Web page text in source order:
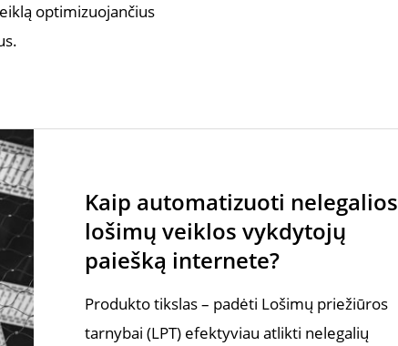
optimizuojančius
Kaip automatizuoti nelegalios
lošimų veiklos vykdytojų
paiešką internete?
Produkto tikslas – padėti Lošimų priežiūros
tarnybai (LPT) efektyviau atlikti nelegalių